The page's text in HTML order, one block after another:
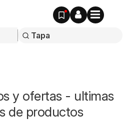
y ofertas - ultimas
de productos